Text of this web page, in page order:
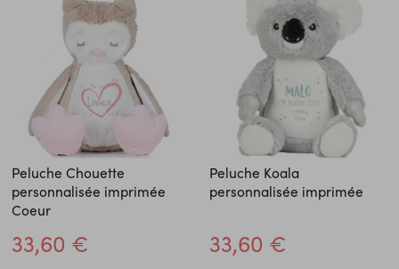
Peluche Chouette
personnalisée imprimée
Coeur
33,60 €
Peluche Koala
personnalisée imprimée
33,60 €